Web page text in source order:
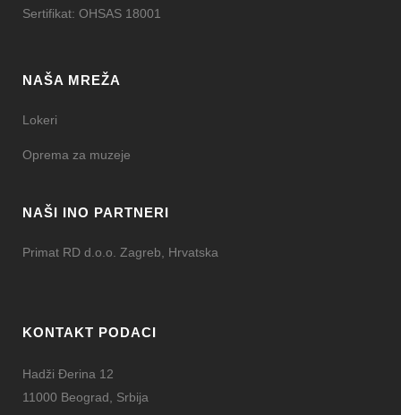
Sertifikat: OHSAS 18001
NAŠA MREŽA
Lokeri
Oprema za muzeje
NAŠI INO PARTNERI
Primat RD d.o.o. Zagreb, Hrvatska
KONTAKT PODACI
Hadži Đerina 12
11000 Beograd, Srbija